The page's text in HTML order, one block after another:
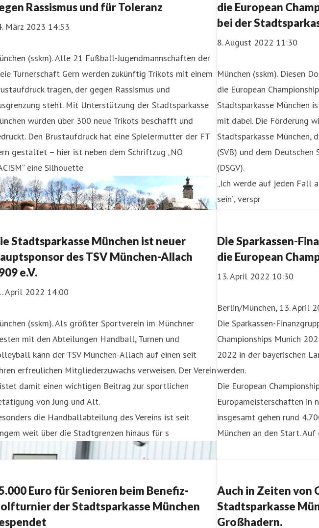
Rassismus und für Toleranz
März 2023 14:53
(sskm). Alle 21 Fußball-Jugendmannschaften der
Turnerschaft Gern werden zukünftig Trikots mit einem
tragen, der gegen Rassismus und
steht. Mit Unterstützung der Stadtsparkasse
wurden über 300 neue Trikots beschafft und
Den Brustaufdruck hat eine Spielermutter der FT
gestaltet – hier ist neben dem Schriftzug „NO
eine Silhouette
die European
bei der
8. August 2022 11:30
München (sskm). Diesen
die European
Stadtsparkasse München
mit dabei. Die Förderung
Stadtsparkasse München,
(SVB) und dem Deutschen
(DSGV).
„Ich werde auf jeden Fall
sein“, verspr
Stadtsparkasse München ist neuer
des TSV München-Allach
e.V.
April 2022 14:00
(sskm). Als größter Sportverein im Münchner
mit den Abteilungen Handball, Turnen und
kann der TSV München-Allach auf einen seit
erfreulichen Mitgliederzuwachs verweisen. Der Verein
damit einen wichtigen Beitrag zur sportlichen
von Jung und Alt.
die Handballabteilung des Vereins ist seit
weit über die Stadtgrenzen hinaus für s
Die Sparkassen-
die European
13. April 2022 10:30
Berlin/München, 13. April
Die Sparkassen-
Championships Munich
2022 in der bayerischen
werden.
Die European
Europameisterschaften in
insgesamt gehen rund
München an den Start.
Euro für Senioren beim Benefiz-
der Stadtsparkasse München
Auch in Zeiten von
Stadtsparkasse
Großhadern.